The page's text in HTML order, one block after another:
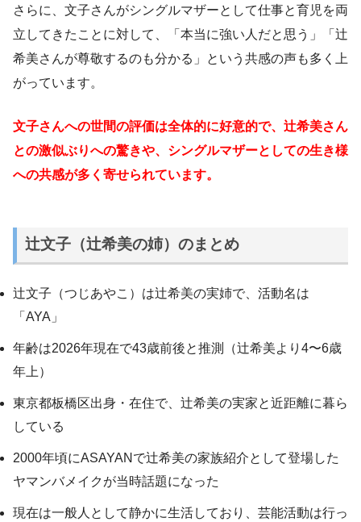
さらに、文子さんがシングルマザーとして仕事と育児を両
立してきたことに対して、「本当に強い人だと思う」「辻
希美さんが尊敬するのも分かる」という共感の声も多く上
がっています。
文子さんへの世間の評価は全体的に好意的で、辻希美さん
との激似ぶりへの驚きや、シングルマザーとしての生き様
への共感が多く寄せられています。
辻文子（辻希美の姉）のまとめ
辻文子（つじあやこ）は辻希美の実姉で、活動名は
「AYA」
年齢は2026年現在で43歳前後と推測（辻希美より4〜6歳
年上）
東京都板橋区出身・在住で、辻希美の実家と近距離に暮ら
している
2000年頃にASAYANで辻希美の家族紹介として登場した
ヤマンバメイクが当時話題になった
現在は一般人として静かに生活しており、芸能活動は行っ